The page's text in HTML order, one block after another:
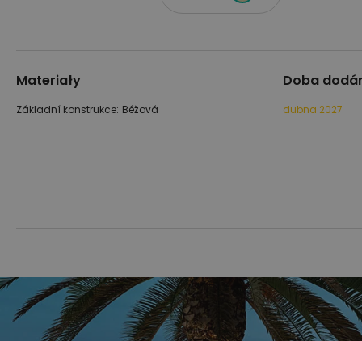
Materiały
Základní konstrukce: Béžová
Doba
dubna 2027
Přeskočit
konec
Přeskočit
začátek